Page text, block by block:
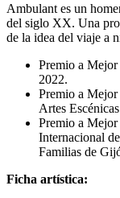
Ambulant es un
del siglo XX. Una
de la idea del viaje a
Premio a
2022.
Premio a Mejor
Artes
Premio a
Internacional
Familias de
Ficha artística: